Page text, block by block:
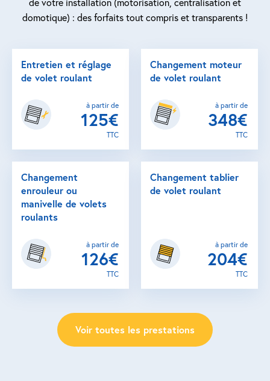
domotique) : des forfaits tout compris et transparents !
Entretien et réglage
de volet roulant
à partir de
125€
TTC
Changement moteur
de volet roulant
à partir de
348€
TTC
Changement
enrouleur ou
manivelle de volets
roulants
à partir de
126€
TTC
Changement tablier
de volet roulant
à partir de
204€
TTC
Voir toutes les prestations